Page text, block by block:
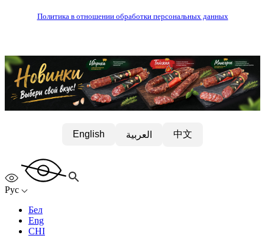
Политика в отношении обработки персональных данных
English العربية 中文
Рус
Бел
Eng
CHI